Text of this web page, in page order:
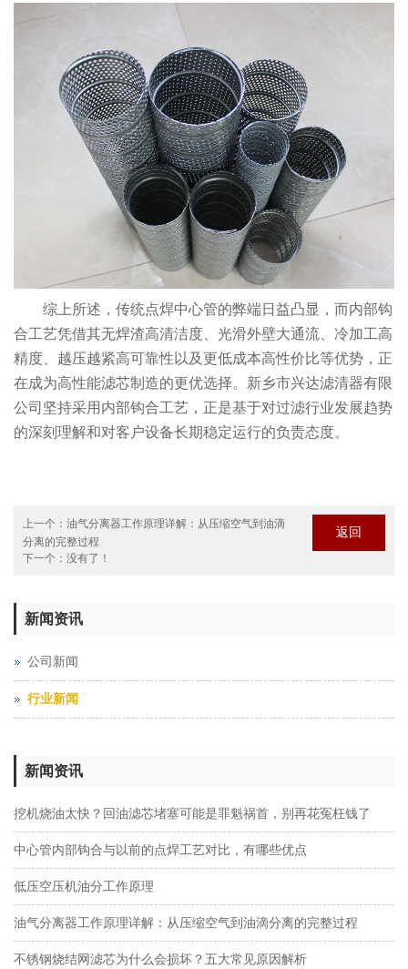
综上所述，传统点焊中心管的弊端日益凸显，而内部钩
合工艺凭借其无焊渣高清洁度、光滑外壁大通流、冷加工高
精度、越压越紧高可靠性以及更低成本高性价比等优势，正
在成为高性能滤芯制造的更优选择。新乡市兴达滤清器有限
公司坚持采用内部钩合工艺，正是基于对过滤行业发展趋势
的深刻理解和对客户设备长期稳定运行的负责态度。
上一个： 油气分离器工作原理详解：从压缩空气到油滴
分离的完整过程
下一个：没有了！
返回
新闻资讯
公司新闻
行业新闻
新闻资讯
挖机烧油太快？回油滤芯堵塞可能是罪魁祸首，别再花冤枉钱了
中心管内部钩合与以前的点焊工艺对比，有哪些优点
低压空压机油分工作原理
油气分离器工作原理详解：从压缩空气到油滴分离的完整过程
不锈钢烧结网滤芯为什么会损坏？五大常见原因解析